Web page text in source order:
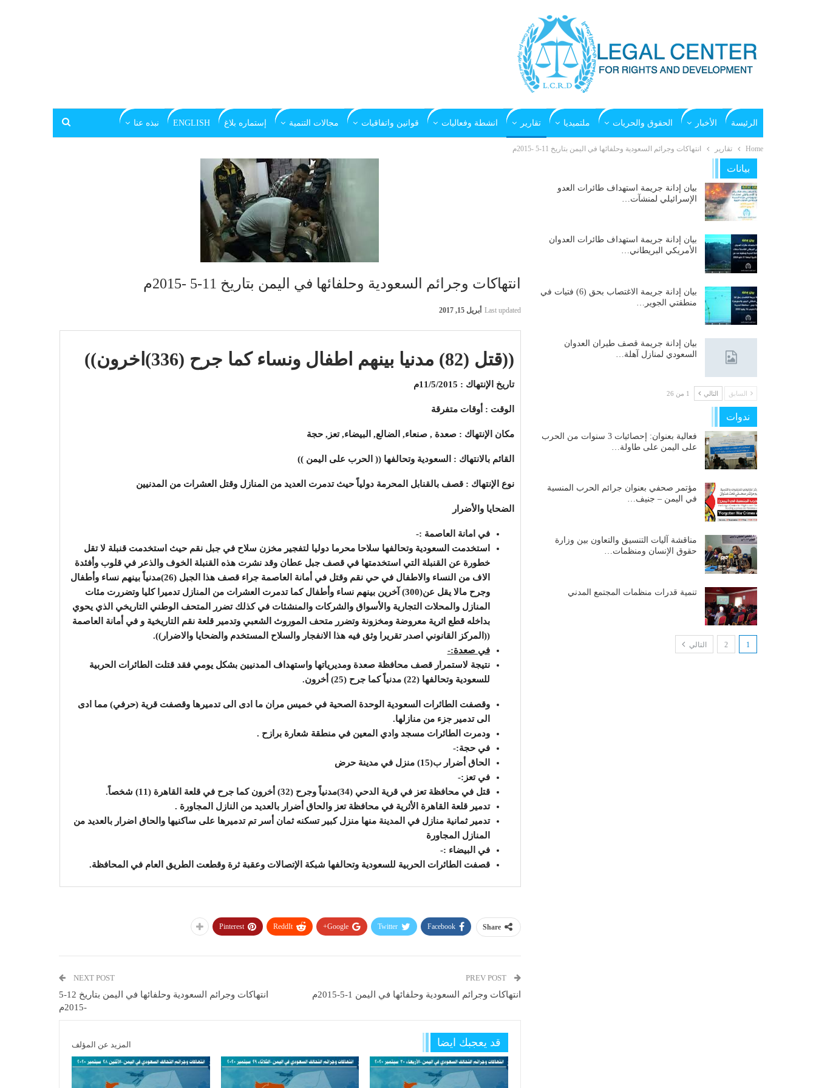
الرئيسة الأخبار الحقوق والحريات ملتميديا تقارير انشطة وفعاليات قوانين واتفاقيات مجالات التنمية إستماره بلاغ ENGLISH نبذه عنا
Home تقارير انتهاكات وجرائم السعودية وحلفائها في اليمن بتاريخ 11-5 -2015م
انتهاكات وجرائم السعودية وحلفائها في اليمن بتاريخ 11-5 -2015م
Last updated أبريل 15, 2017
((قتل (82) مدنيا بينهم اطفال ونساء كما جرح (336)اخرون))
تاريخ الإنتهاك : 11/5/2015م
الوقت : أوقات متفرقة
مكان الإنتهاك : صعدة , صنعاء, الضالع, البيضاء, تعز, حجة
القائم بالانتهاك : السعودية وتحالفها (( الحرب على اليمن ))
نوع الإنتهاك : قصف بالقنابل المحرمة دولياً حيث تدمرت العديد من المنازل وقتل العشرات من المدنيين
الضحايا والأضرار
في امانة العاصمة :-
استخدمت السعودية وتحالفها سلاحا محرما دوليا لتفجير مخزن سلاح في جبل نقم حيث استخدمت قنبلة لا تقل
خطورة عن القنبلة التي استخدمتها في قصف جبل عطان وقد نشرت هذه القنبلة الخوف والذعر في قلوب وأفئدة
الاف من النساء والاطفال في حي نقم وقتل في أمانة العاصمة جراء قصف هذا الجبل (26)مدنياً بينهم نساء وأطفال
وجرح مالا يقل عن(300) آخرين بينهم نساء وأطفال كما تدمرت العشرات من المنازل تدميرا كليا وتضررت مئات
المنازل والمحلات التجارية والأسواق والشركات والمنشئات في كذلك تضرر المتحف الوطني التاريخي الذي يحوي
بداخله قطع اثرية معروضة ومخزونة وتضرر متحف الموروث الشعبي وتدمير قلعة نقم التاريخية و في أمانة العاصمة
((المركز القانوني اصدر تقريرا وثق فيه هذا الانفجار والسلاح المستخدم والضحايا والاضرار)).
في صعدة:-
نتيجة لاستمرار قصف محافظة صعدة ومديرياتها واستهداف المدنيين بشكل يومي فقد قتلت الطائرات الحربية
للسعودية وتحالفها (22) مدنياً كما جرح (25) أخرون.
وقصفت الطائرات السعودية الوحدة الصحية في خميس مران ما ادى الى تدميرها وقصفت قرية (حرفي) مما ادى
الى تدمير جزء من منازلها.
ودمرت الطائرات مسجد وادي المعين في منطقة شعارة برازح .
في حجة:-
الحاق أضرار ب(15) منزل في مدينة حرض
في تعز:-
قتل في محافظة تعز في قرية الدحي (34)مدنياً وجرح (32) أخرون كما جرح في قلعة القاهرة (11) شخصاً.
تدمير قلعة القاهرة الأثرية في محافظة تعز والحاق أضرار بالعديد من النازل المجاورة .
تدمير ثمانية منازل في المدينة منها منزل كبير تسكنه ثمان أسر تم تدميرها على ساكنيها والحاق اضرار بالعديد من
المنازل المجاورة
في البيضاء :-
قصفت الطائرات الحربية للسعودية وتحالفها شبكة الإتصالات وعقبة ثرة وقطعت الطريق العام في المحافظة.
Share
Facebook
Twitter
Google+
ReddIt
Pinterest
PREV POST
انتهاكات وجرائم السعودية وحلفائها في اليمن 1-5-2015م
NEXT POST
انتهاكات وجرائم السعودية وحلفائها في اليمن بتاريخ 12-5
-2015م
قد يعجبك ايضا المزيد عن المؤلف
بيانات
بيان إدانة جريمة استهداف طائرات العدو
الإسرائيلي لمنشآت…
بيان إدانة جريمة استهداف طائرات العدوان
الأمريكي البريطاني…
بيان إدانة جريمة الاغتصاب بحق (6) فتيات في
منطقتي الجوير…
بيان إدانة جريمة قصف طيران العدوان
السعودي لمنازل آهلة…
السابق التالي 1 من 26
ندوات
فعالية بعنوان: إحصائيات 3 سنوات من الحرب
على اليمن على طاولة…
مؤتمر صحفي بعنوان جرائم الحرب المنسية
في اليمن – جنيف…
مناقشة آليات التنسيق والتعاون بين وزارة
حقوق الإنسان ومنظمات…
تنمية قدرات منظمات المجتمع المدني
1
2 التالي